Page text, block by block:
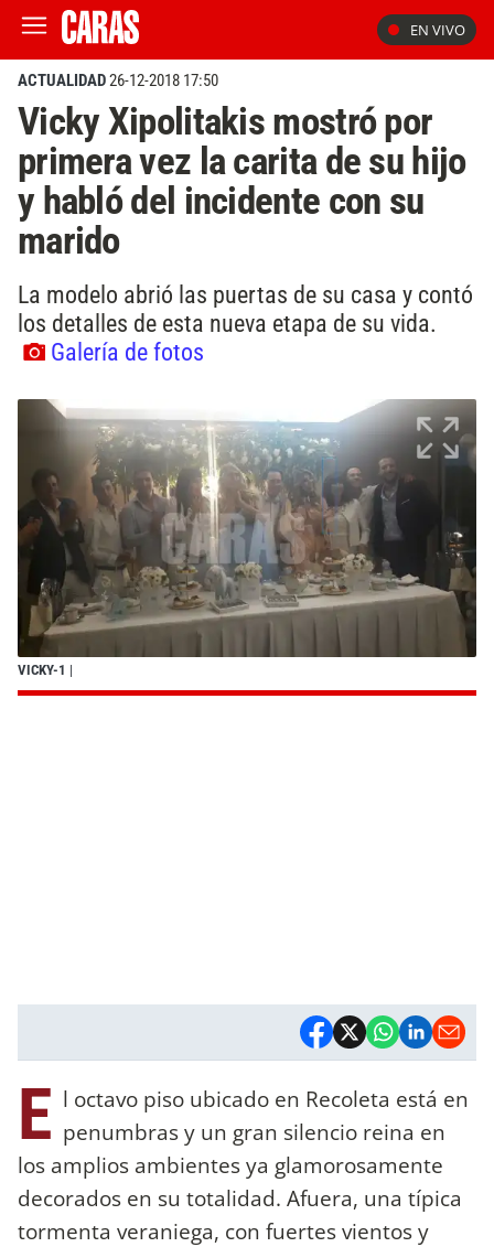
EN VIVO
ACTUALIDAD26-12-2018 17:50
Vicky Xipolitakis mostró por
primera vez la carita de su hijo
y habló del incidente con su
marido
La modelo abrió las puertas de su casa y contó
los detalles de esta nueva etapa de su vida.
Galería de fotos
VICKY-1 |
E l octavo piso ubicado en Recoleta está en
penumbras y un gran silencio reina en
los amplios ambientes ya glamorosamente
decorados en su totalidad. Afuera, una típica
tormenta veraniega, con fuertes vientos y